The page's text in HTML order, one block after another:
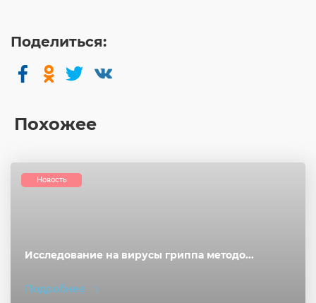
Поделиться:
Похожее
Исследование на вирусы гриппа методо...
Подробнее
Новость